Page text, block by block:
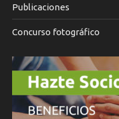
Publicaciones
Concurso fotográfico